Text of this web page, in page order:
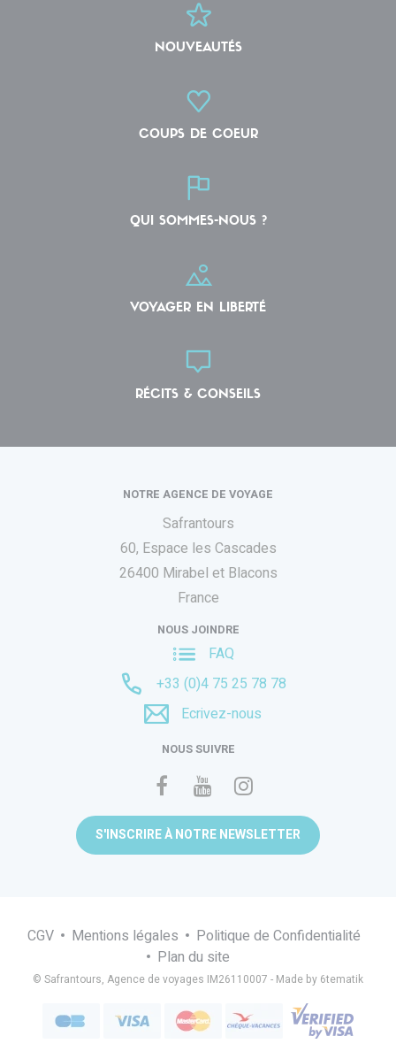
NOUVEAUTÉS
COUPS DE COEUR
QUI SOMMES-NOUS ?
VOYAGER EN LIBERTÉ
RÉCITS & CONSEILS
NOTRE AGENCE DE VOYAGE
Safrantours
60, Espace les Cascades
26400 Mirabel et Blacons
France
NOUS JOINDRE
FAQ
+33 (0)4 75 25 78 78
Ecrivez-nous
NOUS SUIVRE
S'INSCRIRE À NOTRE NEWSLETTER
CGV Mentions légales
Politique de Confidentialité
Plan du site
© Safrantours, Agence de voyages IM26110007 - Made by 6tematik